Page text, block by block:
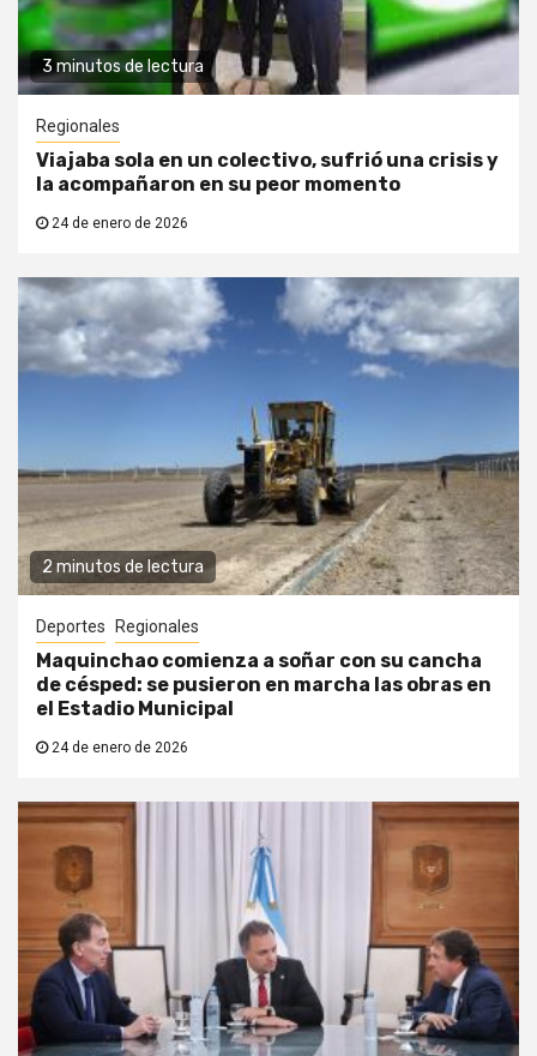
3 minutos de lectura
Regionales
Viajaba sola en un colectivo, sufrió una crisis y
la acompañaron en su peor momento
24 de enero de 2026
2 minutos de lectura
Deportes Regionales
Maquinchao comienza a soñar con su cancha
de césped: se pusieron en marcha las obras en
el Estadio Municipal
24 de enero de 2026